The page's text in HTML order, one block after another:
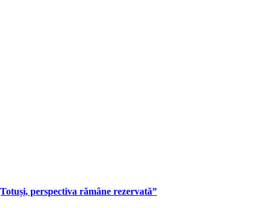
perspectiva rămâne rezervată”